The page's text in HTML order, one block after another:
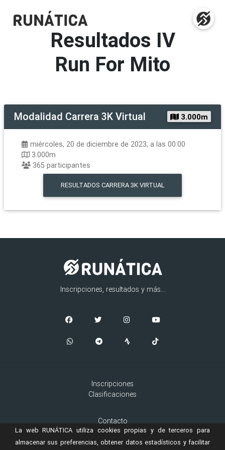
Resultados IV
Run For Mito
Modalidad Carrera 3K Virtual 3.000m
miércoles, 20 de diciembre de 2023, a las 00:00
3.000m
365 participantes
RESULTADOS CARRERA 3K VIRTUAL
Inscripciones, resultados y más...
Inscripciones
Clasificaciones
Contacto
Aviso Legal
Cookies
La web RUNÁTICA utiliza cookies propias y de terceros para
almacenar sus preferencias, obtener datos estadísticos y facilitar